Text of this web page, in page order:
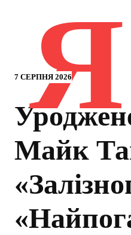
7 СЕРПНЯ 2026
Я
Майк